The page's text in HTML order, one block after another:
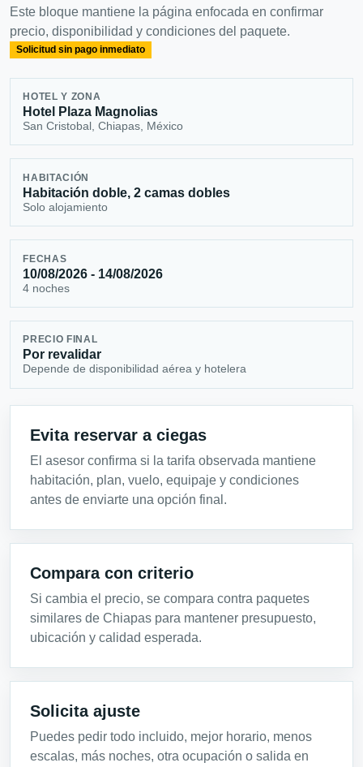
Este bloque mantiene la página enfocada en confirmar
precio, disponibilidad y condiciones del paquete.
Solicitud sin pago inmediato
HOTEL Y ZONA
Hotel Plaza Magnolias
San Cristobal, Chiapas, México
HABITACIÓN
Habitación doble, 2 camas dobles
Solo alojamiento
FECHAS
10/08/2026 - 14/08/2026
4 noches
PRECIO FINAL
Por revalidar
Depende de disponibilidad aérea y hotelera
Evita reservar a ciegas
El asesor confirma si la tarifa observada mantiene
habitación, plan, vuelo, equipaje y condiciones
antes de enviarte una opción final.
Compara con criterio
Si cambia el precio, se compara contra paquetes
similares de Chiapas para mantener presupuesto,
ubicación y calidad esperada.
Solicita ajuste
Puedes pedir todo incluido, mejor horario, menos
escalas, más noches, otra ocupación o salida en